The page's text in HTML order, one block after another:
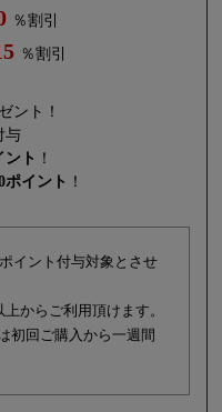
％割引
％割引
ント！
与
ント ！
ポイント ！
イント付与対象とさせ
からご利用頂けます。
初回ご購入から一週間